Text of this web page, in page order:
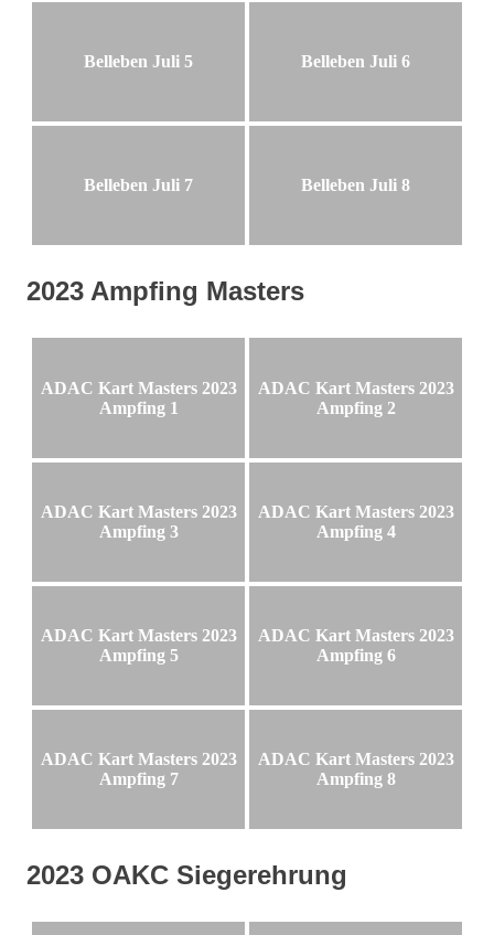
Belleben Juli 5 Belleben Juli 6
Belleben Juli 7 Belleben Juli 8
2023 Ampfing Masters
ADAC Kart Masters 2023
Ampfing 1
ADAC Kart Masters 2023
Ampfing 2
ADAC Kart Masters 2023
Ampfing 3
ADAC Kart Masters 2023
Ampfing 4
ADAC Kart Masters 2023
Ampfing 5
ADAC Kart Masters 2023
Ampfing 6
ADAC Kart Masters 2023
Ampfing 7
ADAC Kart Masters 2023
Ampfing 8
2023 OAKC Siegerehrung